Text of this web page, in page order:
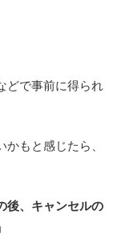
どで事前に得られ
もと感じたら、
後、キャンセルの